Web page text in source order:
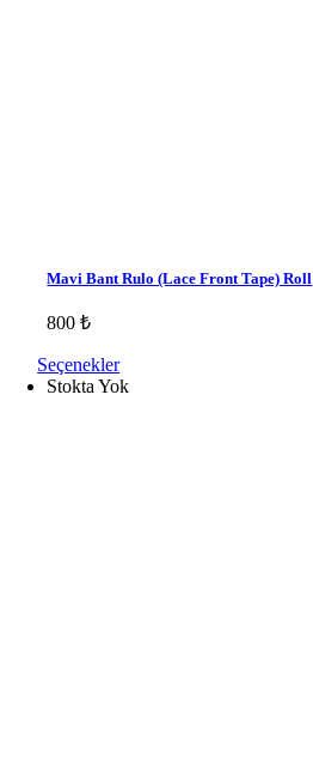
Mavi Bant Rulo (Lace Front Tape) Roll
800₺
Seçenekler
Stokta Yok